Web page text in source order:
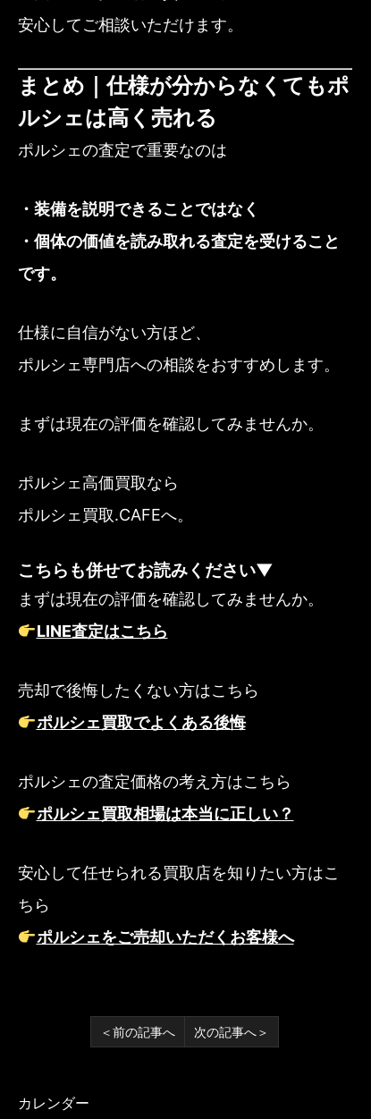
安心してご相談いただけます。
まとめ｜仕様が分からなくてもポ
ルシェは高く売れる
ポルシェの査定で重要なのは
・装備を説明できることではなく
・個体の価値を読み取れる査定を受けること
です。
仕様に自信がない方ほど、
ポルシェ専門店への相談をおすすめします。
まずは現在の評価を確認してみませんか。
ポルシェ高価買取なら
ポルシェ買取.CAFEへ。
こちらも併せてお読みください▼
まずは現在の評価を確認してみませんか。
LINE査定はこちら
売却で後悔したくない方はこちら
ポルシェ買取でよくある後悔
ポルシェの査定価格の考え方はこちら
ポルシェ買取相場は本当に正しい？
安心して任せられる買取店を知りたい方はこ
ちら
ポルシェをご売却いただくお客様へ
＜前の記事へ 次の記事へ＞
カレンダー